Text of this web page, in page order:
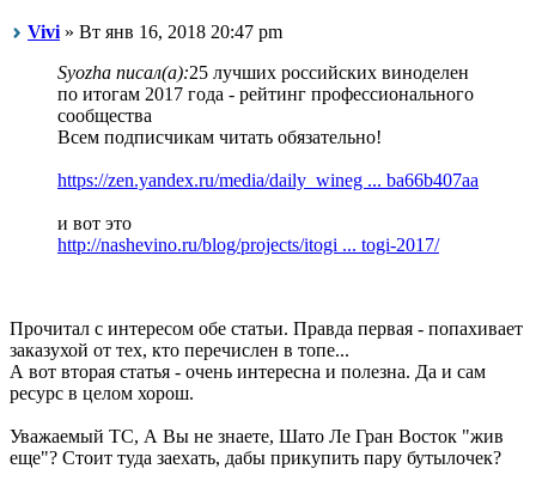
Vivi » Вт янв 16, 2018 20:47 pm
Syozha писал(а):25 лучших российских виноделен
по итогам 2017 года - рейтинг профессионального
сообщества
Всем подписчикам читать обязательно!
https://zen.yandex.ru/media/daily_wineg ... ba66b407aa
и вот это
http://nashevino.ru/blog/projects/itogi ... togi-2017/
Прочитал с интересом обе статьи. Правда первая - попахивает
заказухой от тех, кто перечислен в топе...
А вот вторая статья - очень интересна и полезна. Да и сам
ресурс в целом хорош.
Уважаемый ТС, А Вы не знаете, Шато Ле Гран Восток "жив
еще"? Стоит туда заехать, дабы прикупить пару бутылочек?